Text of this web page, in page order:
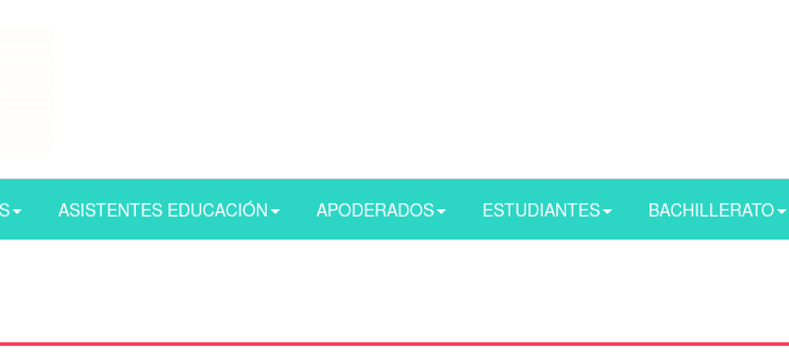
ASISTENTES EDUCACIÓN APODERADOS ESTUDIANTES BACHILLERATO